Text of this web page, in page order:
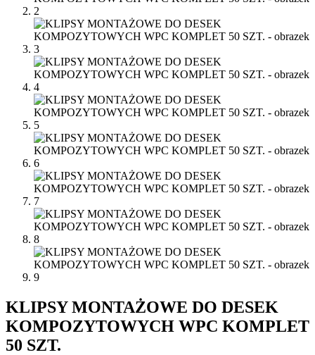
KLIPSY MONTAŻOWE DO DESEK
KOMPOZYTOWYCH WPC KOMPLET
50 SZT.